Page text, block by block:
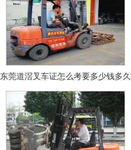
东莞道滘叉车证怎么考要多少钱多久
拿证